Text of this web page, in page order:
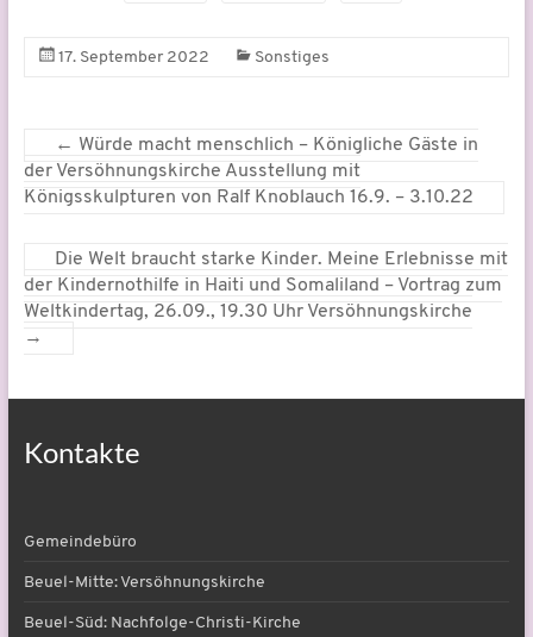
17. September 2022 Sonstiges
← Würde macht menschlich – Königliche Gäste in
der Versöhnungskirche Ausstellung mit
Königsskulpturen von Ralf Knoblauch 16.9. – 3.10.22
Die Welt braucht starke Kinder. Meine Erlebnisse mit
der Kindernothilfe in Haiti und Somaliland – Vortrag zum
Weltkindertag, 26.09., 19.30 Uhr Versöhnungskirche
→
Kontakte
Gemeindebüro
Beuel-Mitte: Versöhnungskirche
Beuel-Süd: Nachfolge-Christi-Kirche